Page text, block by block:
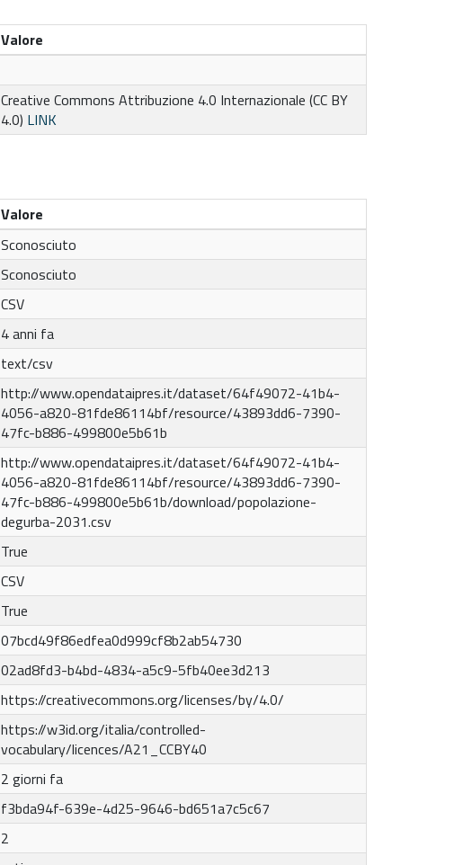
Valore
Creative Commons Attribuzione 4.0 Internazionale (CC BY
4.0) LINK
Valore
Sconosciuto
Sconosciuto
CSV
4 anni fa
text/csv
http://www.opendataipres.it/dataset/64f49072-41b4-
4056-a820-81fde86114bf/resource/43893dd6-7390-
47fc-b886-499800e5b61b
http://www.opendataipres.it/dataset/64f49072-41b4-
4056-a820-81fde86114bf/resource/43893dd6-7390-
47fc-b886-499800e5b61b/download/popolazione-
degurba-2031.csv
True
CSV
True
07bcd49f86edfea0d999cf8b2ab54730
02ad8fd3-b4bd-4834-a5c9-5fb40ee3d213
https://creativecommons.org/licenses/by/4.0/
https://w3id.org/italia/controlled-
vocabulary/licences/A21_CCBY40
2 giorni fa
f3bda94f-639e-4d25-9646-bd651a7c5c67
2